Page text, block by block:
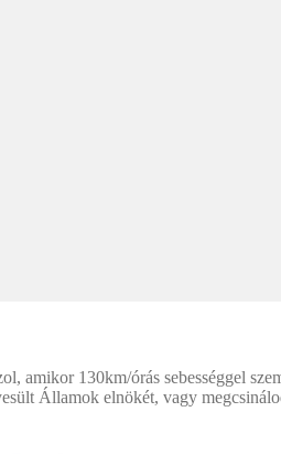
amikor 130km/órás sebességgel
Államok elnökét, vagy